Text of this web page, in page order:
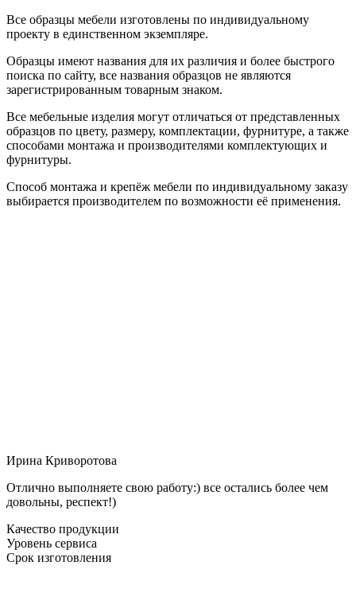
Все образцы мебели изготовлены по индивидуальному
проекту в единственном экземпляре.
Образцы имеют названия для их различия и более быстрого
поиска по сайту, все названия образцов не являются
зарегистрированным товарным знаком.
Все мебельные изделия могут отличаться от представленных
образцов по цвету, размеру, комплектации, фурнитуре, а также
способами монтажа и производителями комплектующих и
фурнитуры.
Способ монтажа и крепёж мебели по индивидуальному заказу
выбирается производителем по возможности её применения.
Ирина Криворотова
Отлично выполняете свою работу:) все остались более чем
довольны, респект!)
Качество продукции
Уровень сервиса
Срок изготовления